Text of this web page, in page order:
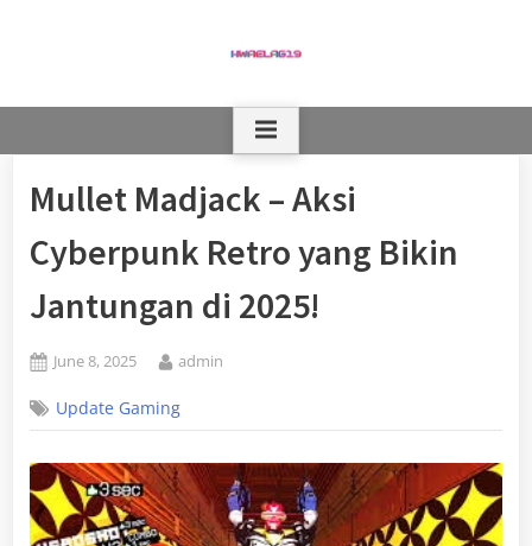
Mullet Madjack – Aksi
Cyberpunk Retro yang Bikin
Jantungan di 2025!
Posted
June 8, 2025 By
admin
Update Gaming